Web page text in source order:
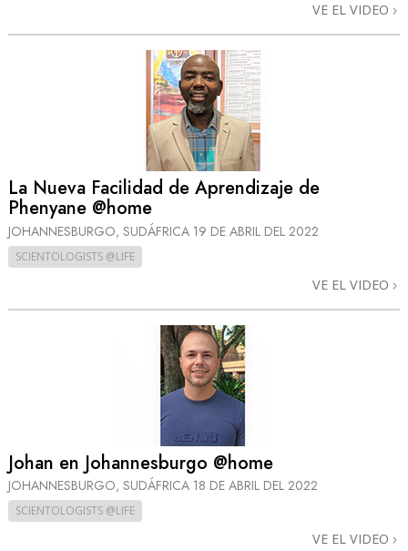
VE EL VIDEO
La Nueva Facilidad de Aprendizaje de
Phenyane @home
JOHANNESBURGO, SUDÁFRICA 19 DE ABRIL DEL 2022
SCIENTOLOGISTS @LIFE
VE EL VIDEO
Johan en Johannesburgo @home
JOHANNESBURGO, SUDÁFRICA 18 DE ABRIL DEL 2022
SCIENTOLOGISTS @LIFE
VE EL VIDEO